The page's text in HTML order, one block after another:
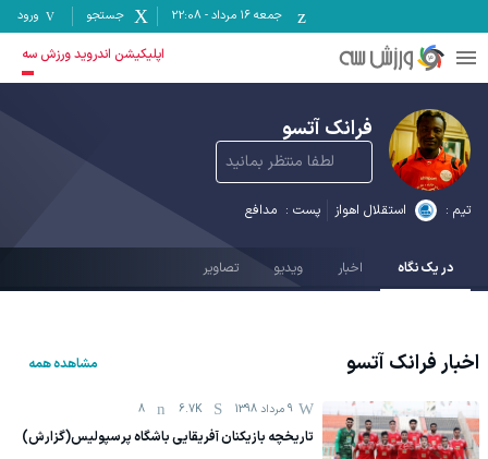
جمعه ۱۶ مرداد -
22:08 جستجو ورود
اپلیکیشن اندروید ورزش سه
فرانک آتسو
لطفا منتظر بمانید
تیم : استقلال اهواز پست : مدافع
در یک نگاه اخبار ویدیو تصاویر
اخبارفرانک آتسو مشاهده همه
9 مرداد 1398 6.7K
8
تاریخچه بازیکنان آفریقایی باشگاه پرسپولیس(گزارش)